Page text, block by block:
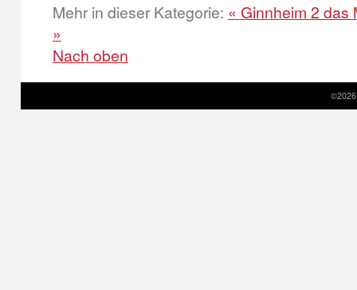
Mehr in dieser Kategorie: « Ginnheim 2 das
»
Nach oben
©2026